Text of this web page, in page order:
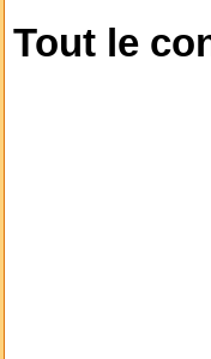
Tout le